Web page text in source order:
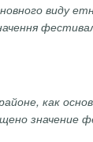
виду
как